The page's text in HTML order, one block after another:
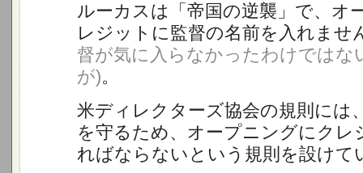
ルーカスは「帝国の逆襲」で、オ
レジットに監督の名前を入れませ
督が気に入らなかったわけではな
が)。
米ディレクターズ協会の規則には
を守るため、オープニングにクレ
ればならないという規則を設けて